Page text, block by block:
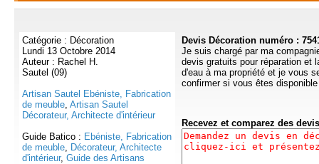
Catégorie : Décoration
Lundi 13 Octobre 2014
Auteur : Rachel H.
Sautel (09)
Artisan Sautel Ebéniste, Fabrication
de meuble, Artisan Sautel
Décorateur, Architecte d'intérieur
Guide Batico : Ebéniste, Fabrication
de meuble, Décorateur, Architecte
d'intérieur, Guide des Artisans
Devis Décoration numéro :
Je suis chargé par ma
devis gratuits pour réparation et
d'eau à ma propriété et je vous
confirmer si vous êtes
Recevez et comparez des